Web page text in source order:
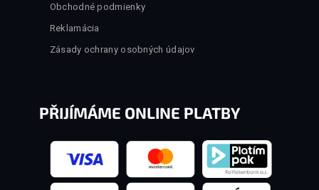
Obchodné podmienky
Reklamácia
Zásady ochrany osobných údajov
PŘIJÍMÁME ONLINE PLATBY